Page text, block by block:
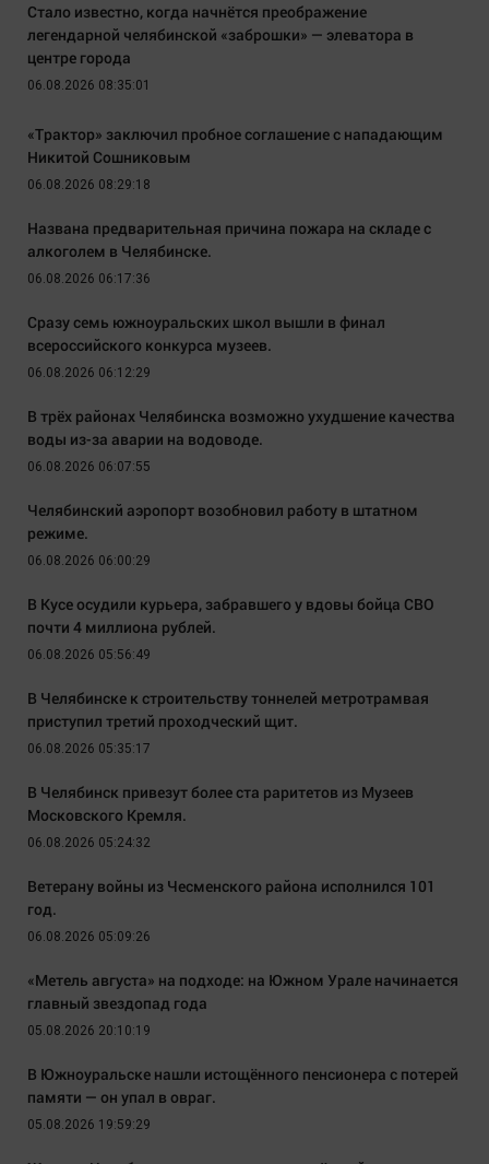
Стало известно, когда начнётся преображение
легендарной челябинской «заброшки» — элеватора в
центре города
06.08.2026 08:35:01
«Трактор» заключил пробное соглашение с нападающим
Никитой Сошниковым
06.08.2026 08:29:18
Названа предварительная причина пожара на складе с
алкоголем в Челябинске.
06.08.2026 06:17:36
Сразу семь южноуральских школ вышли в финал
всероссийского конкурса музеев.
06.08.2026 06:12:29
В трёх районах Челябинска возможно ухудшение качества
воды из-за аварии на водоводе.
06.08.2026 06:07:55
Челябинский аэропорт возобновил работу в штатном
режиме.
06.08.2026 06:00:29
В Кусе осудили курьера, забравшего у вдовы бойца СВО
почти 4 миллиона рублей.
06.08.2026 05:56:49
В Челябинске к строительству тоннелей метротрамвая
приступил третий проходческий щит.
06.08.2026 05:35:17
В Челябинск привезут более ста раритетов из Музеев
Московского Кремля.
06.08.2026 05:24:32
Ветерану войны из Чесменского района исполнился 101
год.
06.08.2026 05:09:26
«Метель августа» на подходе: на Южном Урале начинается
главный звездопад года
05.08.2026 20:10:19
В Южноуральске нашли истощённого пенсионера с потерей
памяти — он упал в овраг.
05.08.2026 19:59:29